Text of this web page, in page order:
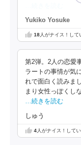
Yukiko Yosuke
18人がナイス！して
第2弾。2人の恋愛
ラートの事情が気
れで面白く読みま
まり女性っぽくし
…続きを読む
しゅう
4人がナイス！して